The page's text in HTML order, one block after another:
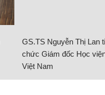
GS.TS Nguyễn Thị Lan
chức Giám đốc Học
Việt Nam